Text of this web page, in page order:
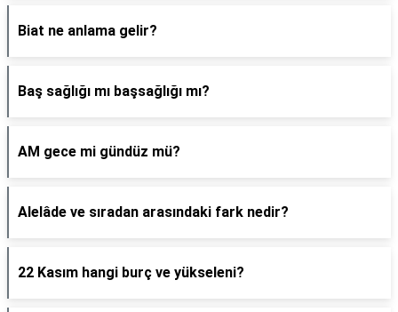
Biat ne anlama gelir?
Baş sağlığı mı başsağlığı mı?
AM gece mi gündüz mü?
Alelâde ve sıradan arasındaki fark nedir?
22 Kasım hangi burç ve yükseleni?